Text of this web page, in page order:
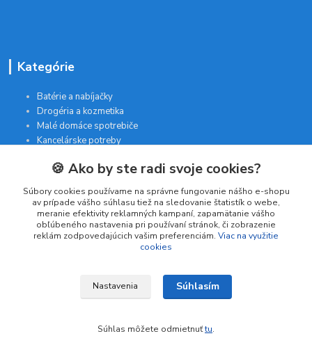
Kategórie
Batérie a nabíjačky
Drogéria a kozmetika
Malé domáce spotrebiče
Kancelárske potreby
Kontakt
INTERGAM s.r.o
Jelšová 5
🍪 Ako by ste radi svoje cookies?
Súbory cookies používame na správne fungovanie nášho e-shopu
av prípade vášho súhlasu tiež na sledovanie štatistík o webe,
meranie efektivity reklamných kampaní, zapamätanie vášho
obľúbeného nastavenia pri používaní stránok, či zobrazenie
reklám zodpovedajúcich vašim preferenciám. Viac na využitie
cookies
Nastavenia Súhlasím
Súhlas môžete odmietnuťtu.